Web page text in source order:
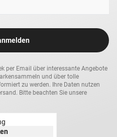
per Email über interessante Angebote
und über tolle
zu werden. Ihre Daten nutzen
Bitte beachten Sie unsere